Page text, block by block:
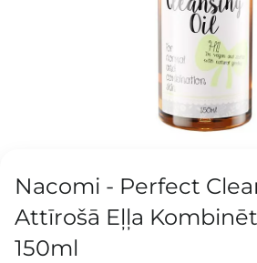
Nacomi - Perfect
Attīrošā Eļļa
150ml